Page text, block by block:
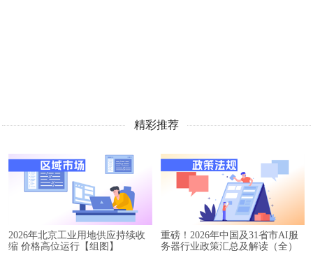
精彩推荐
2026年北京工业用地供应持续收
缩 价格高位运行【组图】
重磅！2026年中国及31省市AI服
务器行业政策汇总及解读（全）